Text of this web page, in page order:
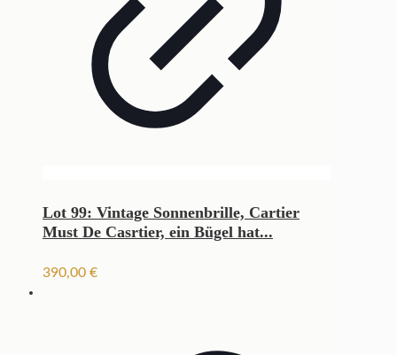
Lot 99: Vintage Sonnenbrille, Cartier
Must De Casrtier, ein Bügel hat...
390,00 €